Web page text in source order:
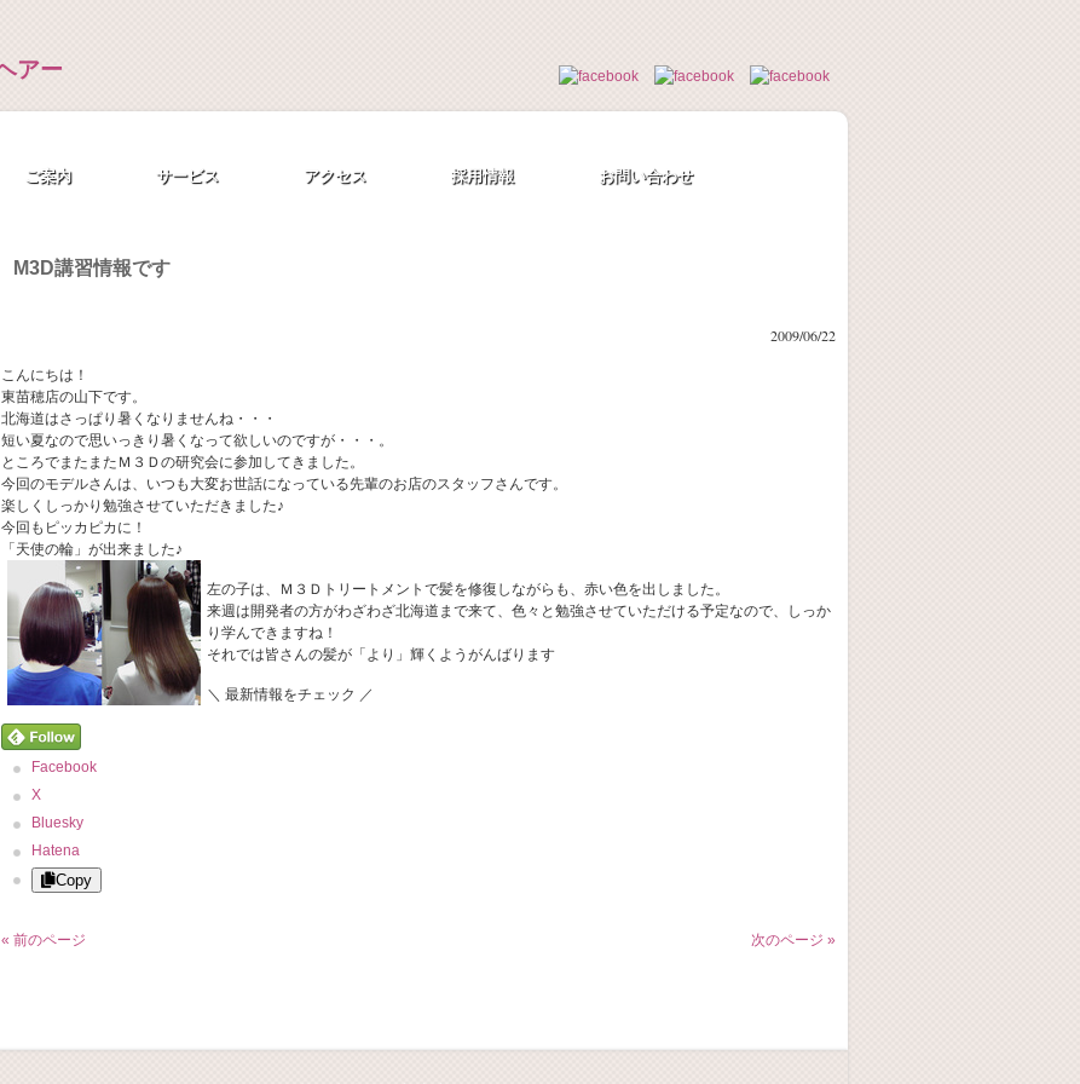
ご案内 サービス アクセス 採用情報 お問い合わせ
M3D講習情報です
2009/06/22
こんにちは！
東苗穂店の山下です。
北海道はさっぱり暑くなりませんね・・・
短い夏なので思いっきり暑くなって欲しいのですが・・・。
ところでまたまたＭ３Ｄの研究会に参加してきました。
今回のモデルさんは、いつも大変お世話になっている先輩のお店のスタッフさんです。
楽しくしっかり勉強させていただきました♪
今回もピッカピカに！
「天使の輪」が出来ました♪
左の子は、Ｍ３Ｄトリートメントで髪を修復しながらも、赤い色を出しました。
来週は開発者の方がわざわざ北海道まで来て、色々と勉強させていただける予定なので、しっか
り学んできますね！
それでは皆さんの髪が「より」輝くようがんばります
＼ 最新情報をチェック ／
Facebook
X
Bluesky
Hatena
Copy
« 前のページ 次のページ »